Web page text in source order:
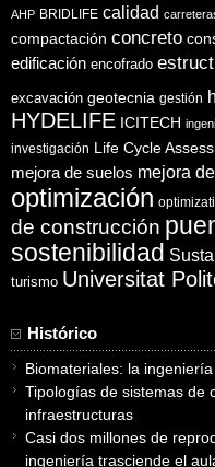
AHP BRIDLIFE calidad
compactación concreto
edificación encofrado
excavación geotecnia gestión
HYDELIFE ICITECH
investigación Life Cycle
mejora de suelos mejora
optimización
de construcción
sostenibilidad
turismo Universitat
Histórico
Biomateriales: la
Tipologías de sistemas de
infraestructuras
Casi dos millones de
ingeniería trasciende el